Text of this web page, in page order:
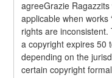
agreeGrazie
applicable when works
rights are
a copyright expires 50
depending on the
certain copyright